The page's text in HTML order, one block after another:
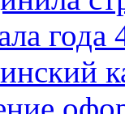
года